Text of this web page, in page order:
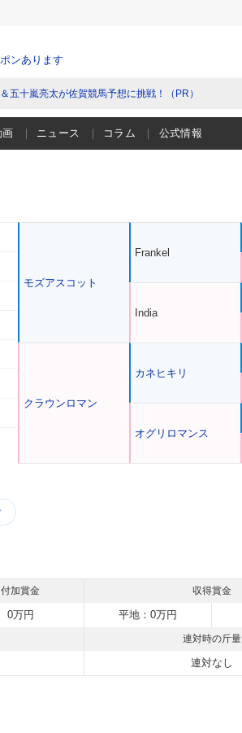
ンあります
五十嵐亮太が佐賀競馬予想に挑戦！（PR）
画 ニュース コラム 公式情報
モズアスコット
クラウンロマン
Frankel
India
カネヒキリ
オグリロマンス
付加賞金 収得賞金
0万円 平地：0万円
連対時の斤量
連対なし